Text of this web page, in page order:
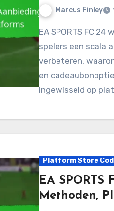
Marcus Finley
EA SPORTS FC 24 walletcode-aanbiedingen bieden
spelers een scala
verbeteren,
en
ingewisseld op
Platform Store
EA SPORTS
Methoden,